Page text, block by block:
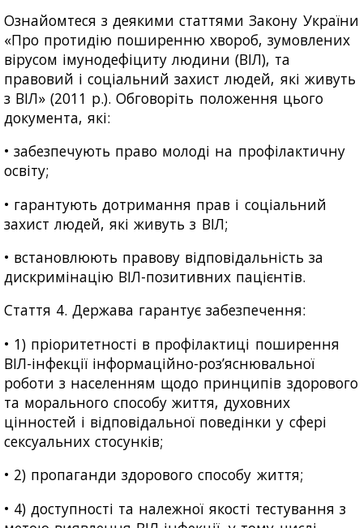
Ознайомтеся з деякими статтями Закону України
«Про протидію поширенню хвороб, зумовлених
вірусом імунодефіциту людини (ВІЛ), та
правовий і соціальний захист людей, які живуть
з ВІЛ» (2011 р.). Обговоріть положення цього
документа, які:
• забезпечують право молоді на профілактичну
освіту;
• гарантують дотримання прав і соціальний
захист людей, які живуть з ВІЛ;
• встановлюють правову відповідальність за
дискримінацію ВІЛ-позитивних пацієнтів.
Стаття 4. Держава гарантує забезпечення:
• 1) пріоритетності в профілактиці поширення
ВІЛ-інфекції інформаційно-роз’яснювальної
роботи з населенням щодо принципів здорового
та морального способу життя, духовних
цінностей і відповідальної поведінки у сфері
сексуальних стосунків;
• 2) пропаганди здорового способу життя;
• 4) доступності та належної якості тестування з